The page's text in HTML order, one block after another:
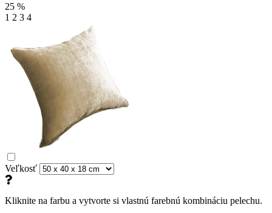
25 %
1 2 3 4
Veľkosť
Kliknite na farbu a vytvorte si vlastnú farebnú kombináciu pelechu.